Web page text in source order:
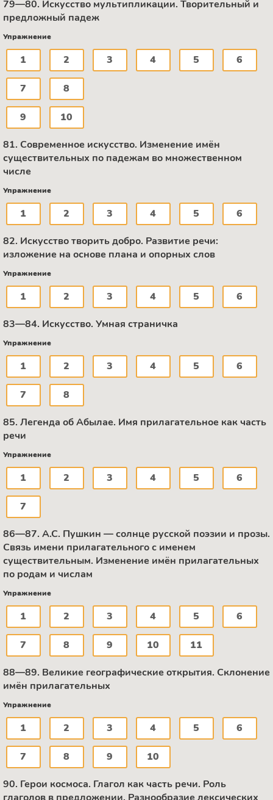
79—80. Искусство мультипликации. Творительный и
предложный падеж
Упражнение
1 2 3 4 5 6
7 8
9 10
81. Современное искусство. Изменение имён
существительных по падежам во множественном
числе
Упражнение
1 2 3 4 5 6
82. Искусство творить добро. Развитие речи:
изложение на основе плана и опорных слов
Упражнение
1 2 3 4 5 6
83—84. Искусство. Умная страничка
Упражнение
1 2 3 4 5 6
7 8
85. Легенда об Абылае. Имя прилагательное как часть
речи
Упражнение
1 2 3 4 5 6
7
86—87. А.С. Пушкин — солнце русской поэзии и прозы.
Связь имени прилагательного с именем
существительным. Изменение имён прилагательных
по родам и числам
Упражнение
1 2 3 4 5 6
7 8 9 10 11
88—89. Великие географические открытия. Склонение
имён прилагательных
Упражнение
1 2 3 4 5 6
7 8 9 10
90. Герои космоса. Глагол как часть речи. Роль